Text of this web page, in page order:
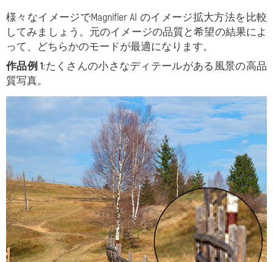
様々なイメージでMagnifier AI のイメージ拡大方法を比較
してみましょう。元のイメージの品質と希望の結果によ
って、どちらかのモードが最適になります。
作品例 1:たくさんの小さなディテールがある風景の高品
質写真。